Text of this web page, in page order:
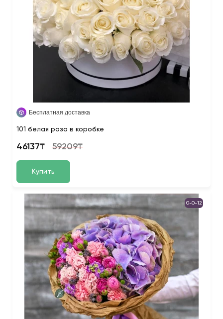
Бесплатная доставка
101 белая роза в коробке
46137₸ 59209₸
Купить
0-0-12